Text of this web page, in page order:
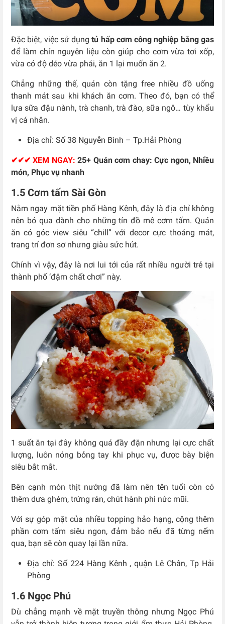
Đặc biệt, việc sử dụngtủ hấp cơm công nghiệp bằng gas
để làm chín nguyên liệu còn giúp cho cơm vừa tơi xốp,
vừa có độ dẻo vừa phải, ăn 1 lại muốn ăn 2.
Chẳng những thế, quán còn tặng free nhiều đồ uống
thanh mát sau khi khách ăn cơm. Theo đó, bạn có thể
lựa sữa đậu nành, trà chanh, trà đào, sữa ngô… tùy khẩu
vị cá nhân.
Địa chỉ: Số 38 Nguyễn Bình – Tp.Hải Phòng
✔✔✔ XEM NGAY: 25+ Quán cơm chay: Cực ngon, Nhiều
món, Phục vụ nhanh
1.5 Cơm tấm Sài Gòn
Nằm ngay mặt tiền phố Hàng Kênh, đây là địa chỉ không
nên bỏ qua dành cho những tín đồ mê cơm tấm. Quán
ăn có góc view siêu “chill” với decor cực thoáng mát,
trang trí đơn sơ nhưng giàu sức hút.
Chính vì vậy, đây là nơi lui tới của rất nhiều người trẻ tại
thành phố ‘đậm chất chơi” này.
1 suất ăn tại đây không quá đầy đặn nhưng lại cực chất
lượng, luôn nóng bỏng tay khi phục vụ, được bày biện
siêu bắt mắt.
Bên cạnh món thịt nướng đã làm nên tên tuổi còn có
thêm dưa ghém, trứng rán, chút hành phi nức mũi.
Với sự góp mặt của nhiều topping hảo hạng, cộng thêm
phần cơm tấm siêu ngon, đảm bảo nếu đã từng nếm
qua, bạn sẽ còn quay lại lần nữa.
Địa chỉ: Số 224 Hàng Kênh , quận Lê Chân, Tp Hải
Phòng
1.6 Ngọc Phú
Dù chẳng mạnh về mặt truyền thông nhưng Ngọc Phú